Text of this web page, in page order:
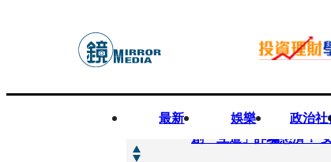
最新 娛樂 政治社
快訊
創「互道」詐騙慈濟！